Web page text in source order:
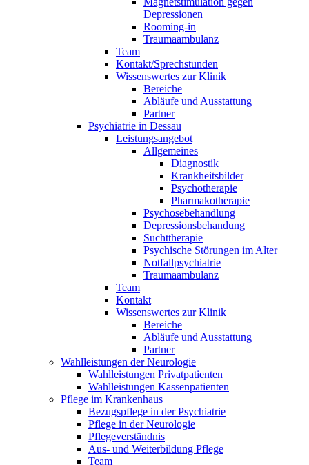
Depressionen
Rooming-in
Traumaambulanz
Team
Kontakt/Sprechstunden
Wissenswertes zur Klinik
Bereiche
Abläufe und Ausstattung
Partner
Psychiatrie in Dessau
Leistungsangebot
Allgemeines
Diagnostik
Krankheitsbilder
Psychotherapie
Pharmakotherapie
Psychosebehandlung
Depressionsbehandung
Suchttherapie
Psychische Störungen im Alter
Notfallpsychiatrie
Traumaambulanz
Team
Kontakt
Wissenswertes zur Klinik
Bereiche
Abläufe und Ausstattung
Partner
Wahlleistungen der Neurologie
Wahlleistungen Privatpatienten
Wahlleistungen Kassenpatienten
Pflege im Krankenhaus
Bezugspflege in der Psychiatrie
Pflege in der Neurologie
Pflegeverständnis
Aus- und Weiterbildung Pflege
Team